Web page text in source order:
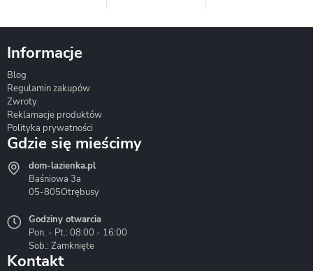
Hydrostop
Liveno
Informacje
Blog
Regulamin zakupów
Zwroty
Reklamacje produktów
Polityka prywatności
Gdzie się mieścimy
dom-lazienka.pl
Baśniowa 3a
05-805Otrębusy
Godziny otwarcia
Pon. - Pt.: 08:00 - 16:00
Sob.: Zamknięte
Kontakt